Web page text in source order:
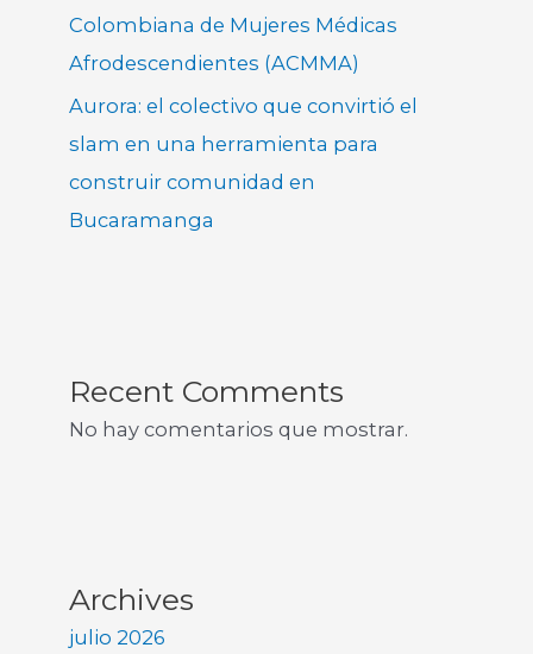
Colombiana de Mujeres Médicas
Afrodescendientes (ACMMA)
Aurora: el colectivo que convirtió el
slam en una herramienta para
construir comunidad en
Bucaramanga
Recent Comments
No hay comentarios que mostrar.
Archives
julio 2026